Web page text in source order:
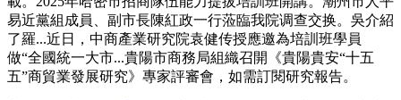
易近黨組成員、副市長陳紅政一行蒞臨我院调查交换。吳介紹
了羅...近日，中商產業研究院袁健传授應邀為培訓班學員
做“全國統一大市...貴陽市商務局組織召開《貴陽貴安“十五
五”商貿業發展研究》專家評審會，如需訂閱研究報告。